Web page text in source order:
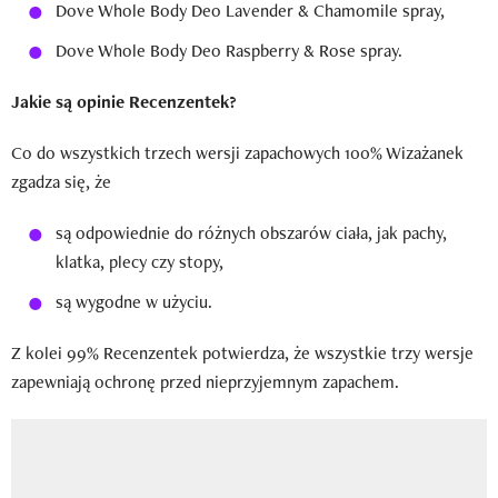
Dove Whole Body Deo Lavender & Chamomile spray,
Dove Whole Body Deo Raspberry & Rose spray.
Jakie są opinie Recenzentek?
Co do wszystkich trzech wersji zapachowych 100% Wizażanek
zgadza się, że
są odpowiednie do różnych obszarów ciała, jak pachy,
klatka, plecy czy stopy,
są wygodne w użyciu.
Z kolei 99% Recenzentek potwierdza, że wszystkie trzy wersje
zapewniają ochronę przed nieprzyjemnym zapachem.